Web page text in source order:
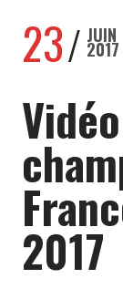
23 JUIN
2017
2017